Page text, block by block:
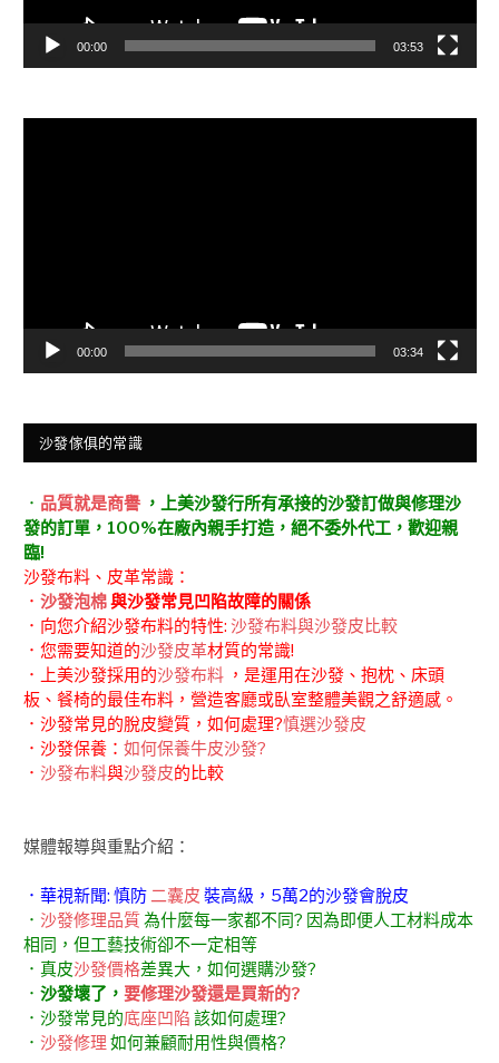
00:00 03:53
00:00 03:34
沙發傢俱的常識
． 品質就是商譽 ，上美沙發行所有承接的沙發訂做與修理沙
發的訂單，100%在廠內親手打造，絕不委外代工，歡迎親
臨!
沙發布料、皮革常識：
． 沙發泡棉與沙發常見凹陷故障的關係
．向您介紹沙發布料的特性: 沙發布料與沙發皮比較
．您需要知道的沙發皮革材質的常識!
．上美沙發採用的沙發布料 ，是運用在沙發、抱枕、床頭
板、餐椅的最佳布料，營造客廳或臥室整體美觀之舒適感。
．沙發常見的脫皮變質，如何處理?慎選沙發皮
．沙發保養： 如何保養牛皮沙發?
． 沙發布料與沙發皮的比較
媒體報導與重點介紹：
．華視新聞: 慎防二囊皮 裝高級，5萬2的沙發會脫皮
． 沙發修理品質為什麼每一家都不同? 因為即便人工材料成本
相同，但工藝技術卻不一定相等
．真皮沙發價格差異大，如何選購沙發?
． 沙發壞了， 要修理沙發還是買新的?
．沙發常見的底座凹陷 該如何處理?
． 沙發修理 如何兼顧耐用性與價格?